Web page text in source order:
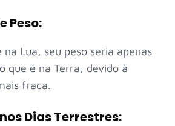
Peso:
na Lua, seu peso seria apenas
que é na Terra, devido à
fraca.
Dias Terrestres: